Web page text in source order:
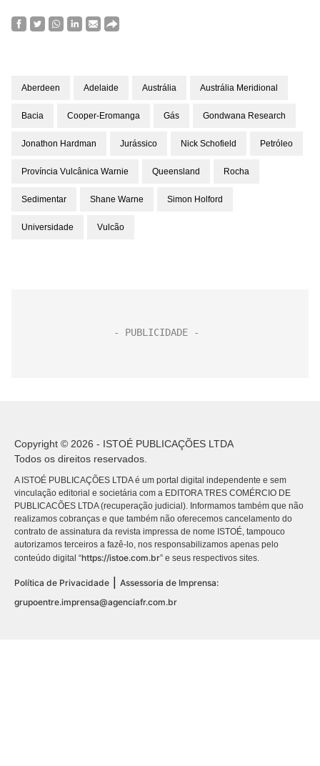
Aberdeen Adelaide Austrália Austrália Meridional
Bacia Cooper-Eromanga Gás Gondwana Research
Jonathon Hardman Jurássico Nick Schofield Petróleo
Província Vulcânica Warnie Queensland Rocha
Sedimentar Shane Warne Simon Holford
Universidade Vulcão
Copyright © 2026 - ISTOÉ PUBLICAÇÕES LTDA
Todos os direitos reservados.
A ISTOÉ PUBLICAÇÕES LTDA é um portal digital independente e sem
vinculação editorial e societária com a EDITORA TRES COMÉRCIO DE
PUBLICACÕES LTDA (recuperação judicial). Informamos também que não
realizamos cobranças e que também não oferecemos cancelamento do
contrato de assinatura da revista impressa de nome ISTOÉ, tampouco
autorizamos terceiros a fazê-lo, nos responsabilizamos apenas pelo
conteúdo digital “https://istoe.com.br” e seus respectivos sites.
Política de Privacidade
Assessoria de Imprensa:
grupoentre.imprensa@agenciafr.com.br